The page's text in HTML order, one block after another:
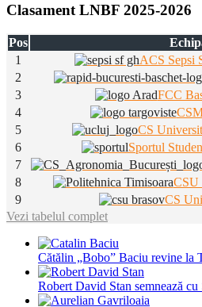
Clasament LNBF 2025-2026
Pos
1
ACS Sepsi
2
3
FCC
4
5
CS
6
Sportul
7
8
CSU
9
CS
Vezi tabelul complet
Cătălin „Bobo” Baciu revine la
Robert David Stan semnează